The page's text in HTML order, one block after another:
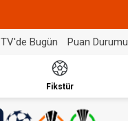
TV'de Bugün Puan Durumu
Fikstür